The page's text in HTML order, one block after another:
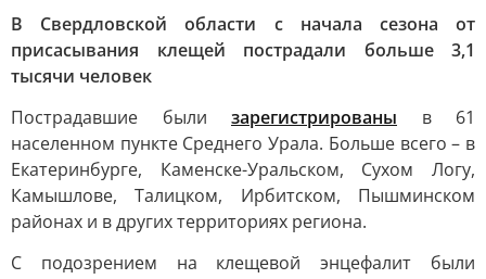
В Свердловской области с начала сезона от
присасывания клещей пострадали больше 3,1
тысячи человек
Пострадавшие были зарегистрированы в 61
населенном пункте Среднего Урала. Больше всего – в
Екатеринбурге, Каменске-Уральском, Сухом Логу,
Камышлове, Талицком, Ирбитском, Пышминском
районах и в других территориях региона.
С подозрением на клещевой энцефалит были